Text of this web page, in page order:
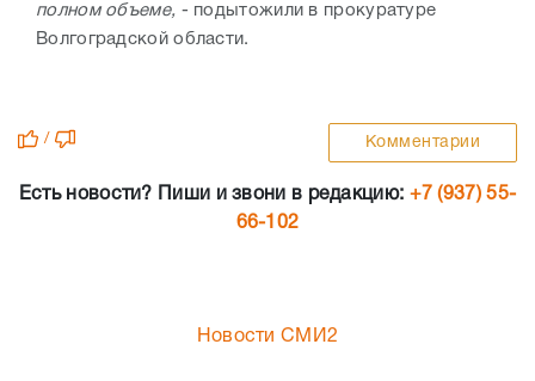
полном объеме, - подытожили в прокуратуре
Волгоградской области.
/ Комментарии
Есть новости? Пиши и звони в редакцию: +7 (937) 55-
66-102
Новости СМИ2